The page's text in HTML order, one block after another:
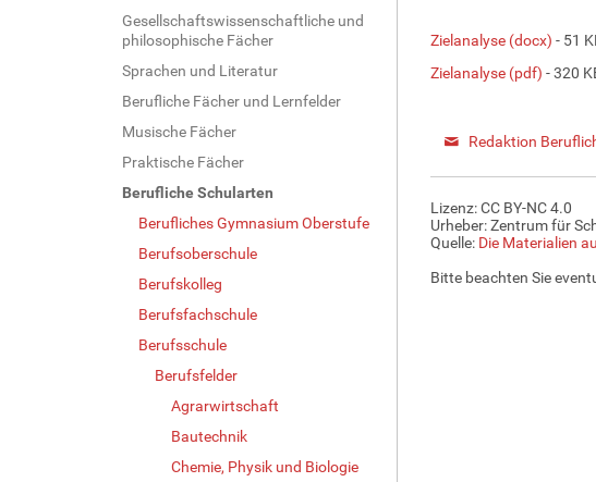
Gesellschaftswissenschaftliche und
philosophische Fächer
Sprachen und Literatur
Berufliche Fächer und Lernfelder
Musische Fächer
Praktische Fächer
Berufliche Schularten
Berufliches Gymnasium Oberstufe
Berufsoberschule
Berufskolleg
Berufsfachschule
Berufsschule
Berufsfelder
Agrarwirtschaft
Bautechnik
Chemie, Physik und Biologie
Zielanalyse (docx) - 51
Zielanalyse (pdf) - 320
Redaktion
Lizenz: CC BY-NC 4.0
Urheber: Zentrum für
Quelle: Die Materialien
Bitte beachten Sie